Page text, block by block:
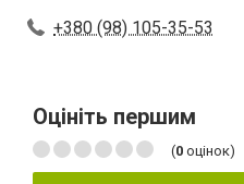
+380 (98) 105-35-53
Оцініть першим
(0 оцінок)